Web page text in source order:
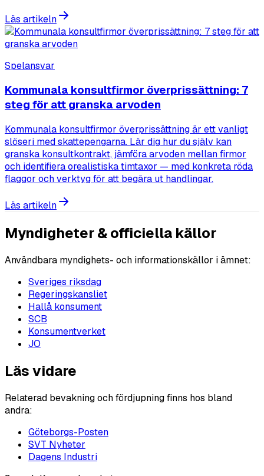
Läs artikeln
Spelansvar
Kommunala konsultfirmor överprissättning: 7
steg för att granska arvoden
Kommunala konsultfirmor överprissättning är ett vanligt
slöseri med skattepengarna. Lär dig hur du själv kan
granska konsultkontrakt, jämföra arvoden mellan firmor
och identifiera orealistiska timtaxor — med konkreta röda
flaggor och verktyg för att begära ut handlingar.
Läs artikeln
Myndigheter & officiella källor
Användbara myndighets- och informationskällor i ämnet:
Sveriges riksdag
Regeringskansliet
Hallå konsument
SCB
Konsumentverket
JO
Läs vidare
Relaterad bevakning och fördjupning finns hos bland
andra:
Göteborgs-Posten
SVT Nyheter
Dagens Industri